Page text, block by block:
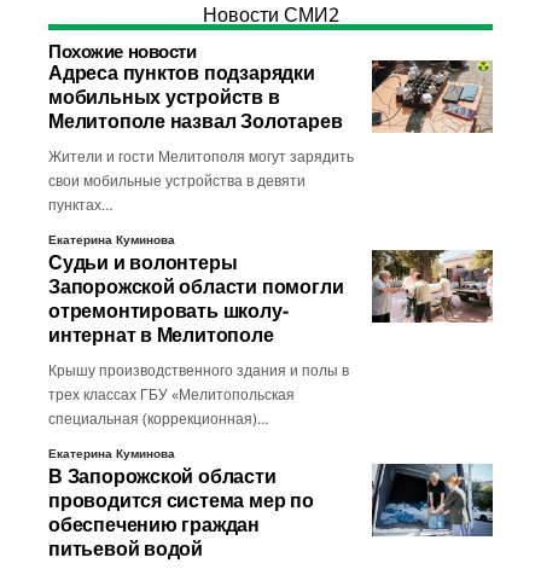
Новости СМИ2
Похожие новости
Адреса пунктов подзарядки
мобильных устройств в
Мелитополе назвал Золотарев
Жители и гости Мелитополя могут зарядить
свои мобильные устройства в девяти
пунктах…
Екатерина Куминова
Судьи и волонтеры
Запорожской области помогли
отремонтировать школу-
интернат в Мелитополе
Крышу производственного здания и полы в
трех классах ГБУ «Мелитопольская
специальная (коррекционная)…
Екатерина Куминова
В Запорожской области
проводится система мер по
обеспечению граждан
питьевой водой